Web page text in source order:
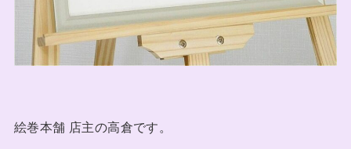
絵巻本舗 店主の高倉です。